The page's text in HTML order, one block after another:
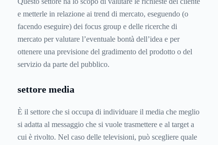
e metterle in relazione ai trend di mercato, eseguendo (o
facendo eseguire) dei focus group e delle ricerche di
mercato per valutare l’eventuale bontà dell’idea e per
ottenere una previsione del gradimento del prodotto o del
servizio da parte del pubblico.
settore media
È il settore che si occupa di individuare il media che meglio
si adatta al messaggio che si vuole trasmettere e al target a
cui è rivolto. Nel caso delle televisioni, può scegliere quale